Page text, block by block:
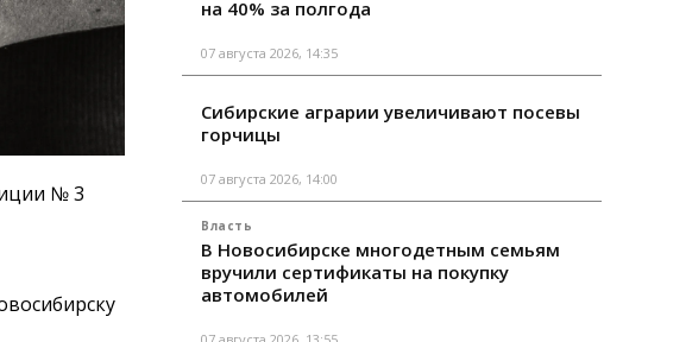
№ 3
на 40% за полгода
07 августа 2026, 14:35
Сибирские аграрии увеличивают посевы
горчицы
07 августа 2026, 14:00
Власть
В Новосибирске многодетным семьям
вручили сертификаты на покупку
автомобилей